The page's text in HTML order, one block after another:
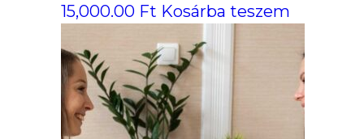
15,000.00 Ft Kosárba teszem